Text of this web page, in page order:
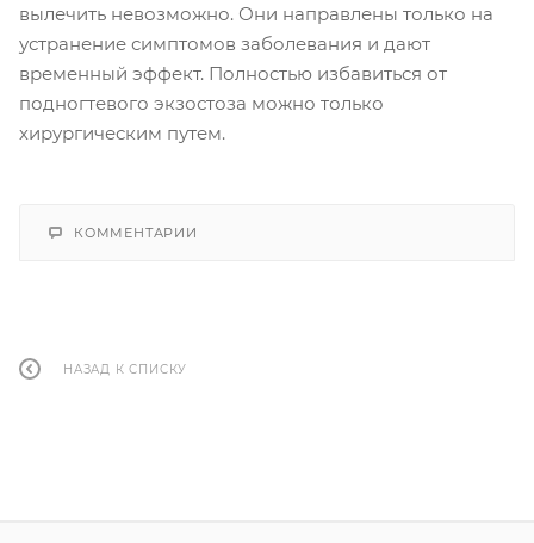
вылечить невозможно. Они направлены только на
устранение симптомов заболевания и дают
временный эффект. Полностью избавиться от
подногтевого экзостоза можно только
хирургическим путем.
КОММЕНТАРИИ
НАЗАД К СПИСКУ